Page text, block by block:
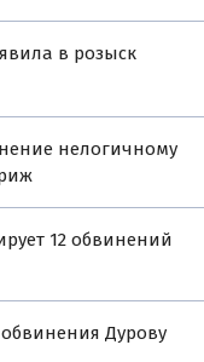
в розыск
нелогичному
12 обвинений
Дурову